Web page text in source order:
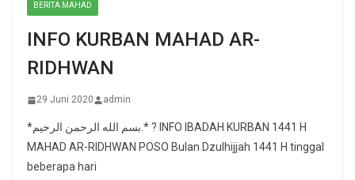
BERITA MAHAD
INFO KURBAN MAHAD AR-
RIDHWAN
29 Juni 2020 admin
*بسم الله الرحمن الرحيم.* ? INFO IBADAH KURBAN 1441 H
MAHAD AR-RIDHWAN POSO Bulan Dzulhijjah 1441 H tinggal
beberapa hari